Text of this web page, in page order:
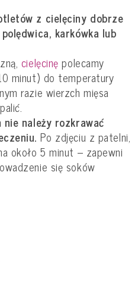
z cielęciny dobrze
karkówka lub
cielęcinę polecamy
minut) do temperatury
razie wierzch mięsa
należy rozkrawać
Po zdjęciu z patelni,
około 5 minut – zapewni
się soków